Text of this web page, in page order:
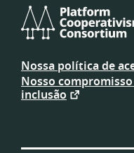
Platform
Cooperativism
Consortium
Nossa política de
Nosso
inclusão